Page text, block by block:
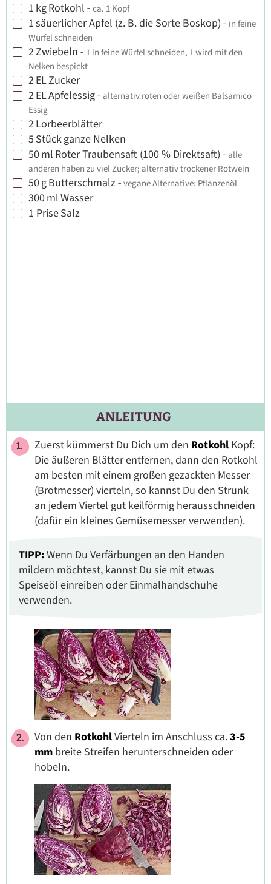
▢
1 kgRotkohl - ca. 1 Kopf
▢
1säuerlicher Apfel (z. B. die Sorte Boskop) - in feine
Würfel schneiden
▢
2Zwiebeln - 1 in feine Würfel schneiden, 1 wird mit den
Nelken bespickt
▢
2ELZucker
▢
2ELApfelessig - alternativ roten oder weißen Balsamico
Essig
▢
2Lorbeerblätter
▢
5 Stückganze Nelken
▢
50ml Roter Traubensaft (100 % Direktsaft) - alle
anderen haben zu viel Zucker; alternativ trockener Rotwein
▢
50gButterschmalz - vegane Alternative: Pflanzenöl
▢
300mlWasser
▢
1 PriseSalz
ANLEITUNG
Zuerst kümmerst Du Dich um den Rotkohl Kopf:
Die äußeren Blätter entfernen, dann den Rotkohl
am besten mit einem großen gezackten Messer
(Brotmesser) vierteln, so kannst Du den Strunk
an jedem Viertel gut keilförmig herausschneiden
(dafür ein kleines Gemüsemesser verwenden).
TIPP:Wenn Du Verfärbungen an den Handen
mildern möchtest, kannst Du sie mit etwas
Speiseöl einreiben oder Einmalhandschuhe
verwenden.
Von den RotkohlVierteln im Anschluss ca.3-5
mm breite Streifen herunterschneiden oder
hobeln.